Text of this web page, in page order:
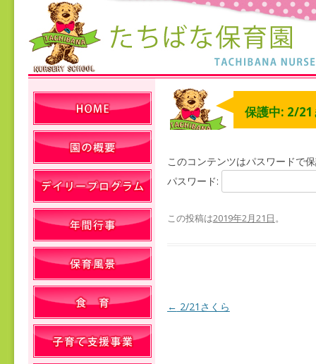
保護中: 2/21
このコンテンツはパスワードで
パスワード:
この投稿は2019年2月21日。
投稿ナビゲーション
← 2/21さくら